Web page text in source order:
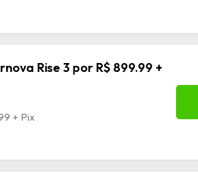
Rise 3 por R$ 899.99 +
+ Pix